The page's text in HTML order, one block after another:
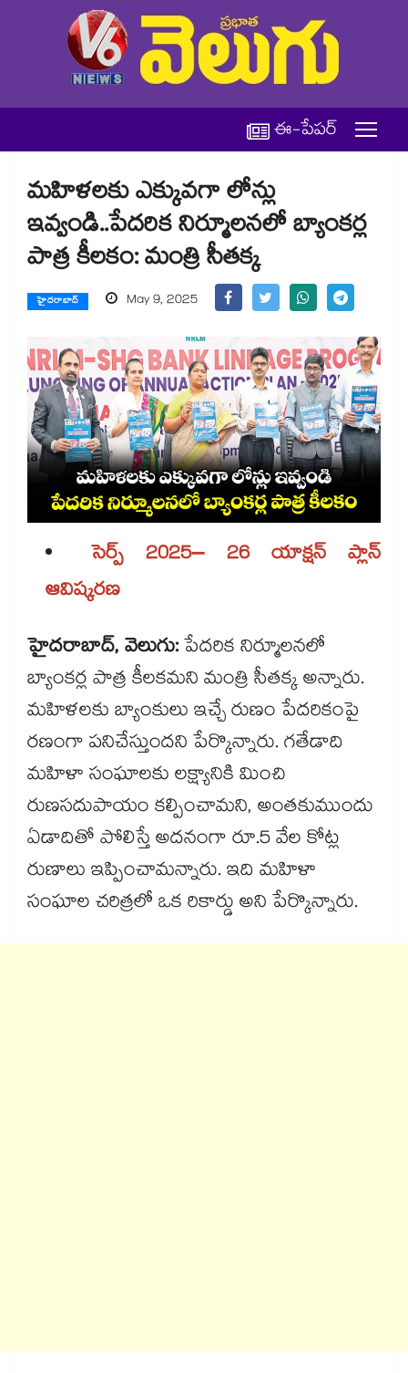
ఈ-పేపర్
మహిళలకు ఎక్కువగా లోన్లు
ఇవ్వండి..పేదరిక నిర్మూలనలో బ్యాంకర్ల
పాత్ర కీలకం: మంత్రి సీతక్క
హైదరాబాద్ May 9, 2025
సెర్ప్ 2025– 26 యాక్షన్ ప్లాన్
ఆవిష్కరణ
హైదరాబాద్, వెలుగు:పేదరిక నిర్మూలనలో
బ్యాంకర్ల పాత్ర కీలకమని మంత్రి సీతక్క అన్నారు.
మహిళలకు బ్యాంకులు ఇచ్చే రుణం పేదరికంపై
రణంగా పనిచేస్తుందని పేర్కొన్నారు. గతేడాది
మహిళా సంఘాలకు లక్ష్యానికి మించి
రుణసదుపాయం కల్పించామని, అంతకుముందు
ఏడాదితో పోలిస్తే అదనంగా రూ.5 వేల కోట్ల
రుణాలు ఇప్పించామన్నారు. ఇది మహిళా
సంఘాల చరిత్రలో ఒక రికార్డు అని పేర్కొన్నారు.